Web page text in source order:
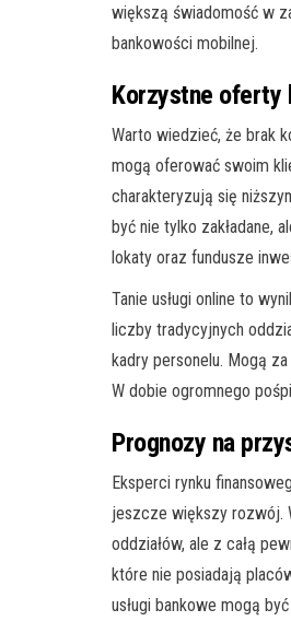
większą świadomość w
bankowości mobilnej.
Korzystne oferty
Warto wiedzieć, że brak
mogą oferować swoim
charakteryzują się
być nie tylko zakładane,
lokaty oraz fundusze
Tanie usługi online to
liczby tradycyjnych
kadry personelu. Mogą
W dobie ogromnego
Prognozy na
Eksperci rynku
jeszcze większy rozwój.
oddziałów, ale z całą
które nie posiadają
usługi bankowe mogą